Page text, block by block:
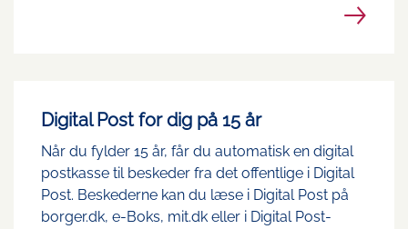
Digital Post for dig på 15 år
Når du fylder 15 år, får du automatisk en digital
postkasse til beskeder fra det offentlige i Digital
Post. Beskederne kan du læse i Digital Post på
borger.dk, e-Boks, mit.dk eller i Digital Post-